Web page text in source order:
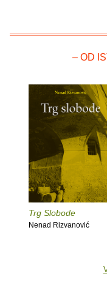
– OD
Trg Slobode
Nenad Rizvanović